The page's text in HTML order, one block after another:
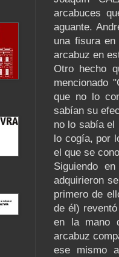
arcabuces
aguante.
una fisura
arcabuz en
Otro hecho
mencionado
que no lo
sabían su
no lo sabía el
lo cogía, por
el que se
Siguiendo
adquirieron
primero de
de él)
en la mano
arcabuz
ese mismo